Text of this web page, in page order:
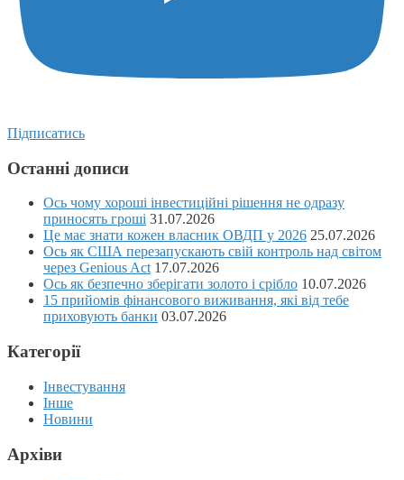
Підписатись
Останні дописи
Ось чому хороші інвестиційні рішення не одразу
приносять гроші 31.07.2026
Це має знати кожен власник ОВДП у 2026 25.07.2026
Ось як США перезапускають свій контроль над світом
через Genious Act 17.07.2026
Ось як безпечно зберігати золото і срібло 10.07.2026
15 прийомів фінансового виживання, які від тебе
приховують банки 03.07.2026
Категорії
Інвестування
Інше
Новини
Архіви